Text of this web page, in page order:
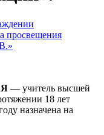
просвещения
— учитель высшей
18 лет
назначена на